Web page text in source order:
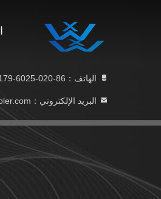
الهاتف：86-020-6025-7179
البريد الإلكتروني：sales1@spotaircooler.com